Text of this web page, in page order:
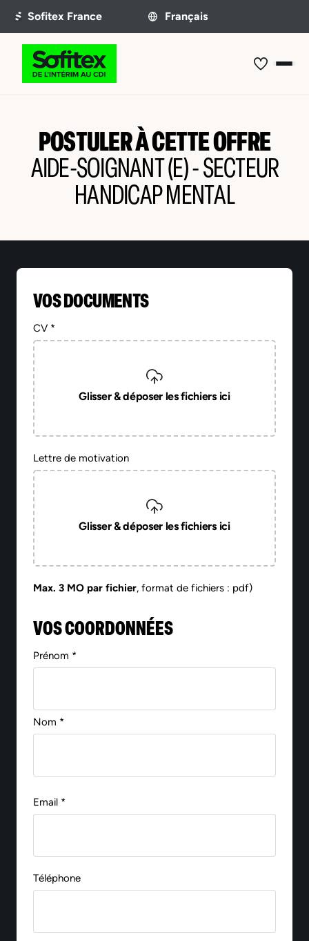
POSTULER À CETTE OFFRE
AIDE-SOIGNANT (E) - SECTEUR
HANDICAP MENTAL
VOS DOCUMENTS
CV *
Glisser & déposer les fichiers ici
Lettre de motivation
Glisser & déposer les fichiers ici
Max. 3 MO par fichier, format de fichiers : pdf)
VOS COORDONNÉES
Prénom *
Nom *
Email *
Téléphone